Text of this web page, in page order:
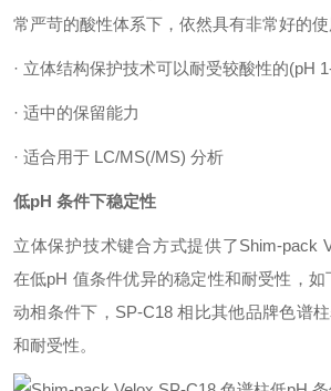
常严苛的酸性体系下，依然具有非常好的使
· 立体结构保护技术可以耐受较酸性的(pH
· 适中的保留能力
· 适合用于 LC/MS(/MS) 分析
低pH 条件下稳定性
立体保护技术键合方式提供了Shim-pack
在低pH 值条件优异的稳定性和耐受性，
动相条件下，SP-C18 相比其他品牌色谱
和耐受性。